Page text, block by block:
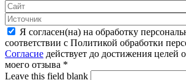
Я согласен(на) на обработку
соответствии с Политикой обработки
Согласие действует до достижения целей
моего отзыва *
Leave this field blank